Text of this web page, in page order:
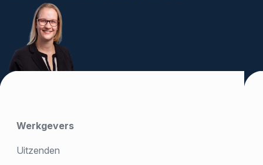
Werkgevers
Uitzenden